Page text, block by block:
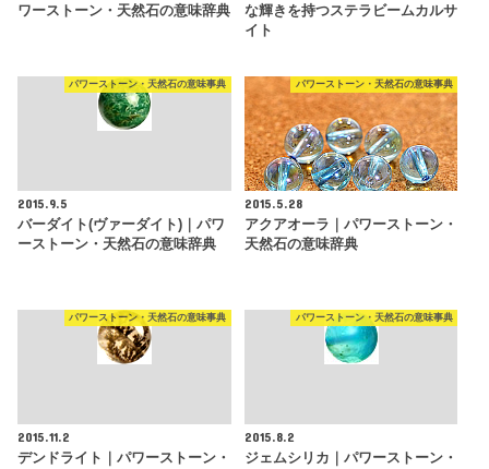
ワーストーン・天然石の意味辞典
な輝きを持つステラビームカルサ
イト
パワーストーン・天然石の意味事典
2015.9.5
バーダイト(ヴァーダイト)｜パワ
ーストーン・天然石の意味辞典
パワーストーン・天然石の意味事典
2015.5.28
アクアオーラ｜パワーストーン・
天然石の意味辞典
パワーストーン・天然石の意味事典
2015.11.2
デンドライト｜パワーストーン・
パワーストーン・天然石の意味事典
2015.8.2
ジェムシリカ｜パワーストーン・